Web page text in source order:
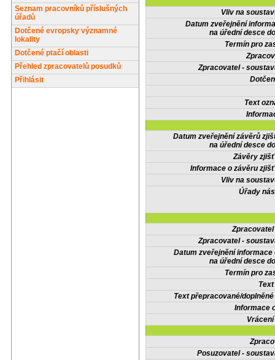
Seznam pracovníků příslušných
úřadů
Dotčené evropsky významné
lokality
Dotčené ptačí oblasti
Přehled zpracovatelů posudků
Přihlásit
Vliv na
Datum zveřejnění
na úřední desce
Termín pro
Zpracovatel -
Text
Datum zveřejnění závěrů
na úřední desce
Závěry
Informace o závěru
Vliv na
Úřady
Zpracovatel -
Datum zveřejnění informace
na úřední desce
Termín pro
Text přepracované/
Informace
Posuzovatel -